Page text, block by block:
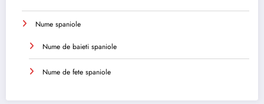
Nume spaniole
Nume de baieti spaniole
Nume de fete spaniole